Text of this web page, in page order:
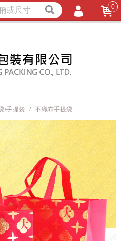
/手提袋 不織布手提袋
0
註冊
密碼
通知
耐熱內襯